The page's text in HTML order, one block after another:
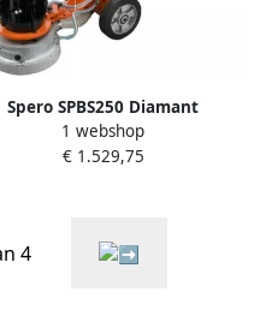
Spero SPBS250 Diamant
| 250 m | 230 V
| Excl. slijpschijf SPBS250
1 webshop
€ 1.529,75
4